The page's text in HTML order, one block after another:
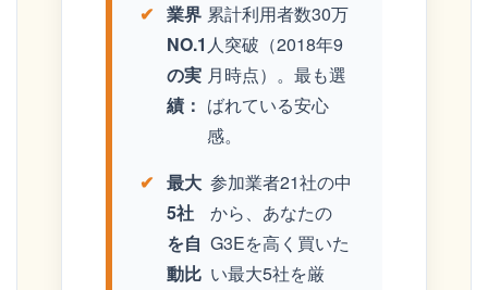
業界
NO.1
の実
績：
累計利用者数30万
人突破（2018年9
月時点）。最も選
ばれている安心
感。
最大
5社
を自
動比
参加業者21社の中
から、あなたの
G3Eを高く買いた
い最大5社を厳